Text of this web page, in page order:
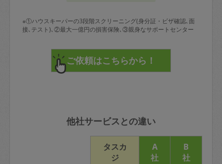
※①ハウスキーパーの3段階スクリーニング(身分証・ビザ確認､面
接､テスト)､②最大一億円の損害保険､③親身なサポートセンター
他社サービスとの違い
タスカ
ジ
A
社
B
社